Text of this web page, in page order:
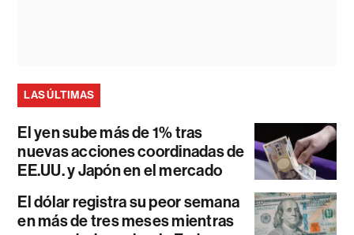
LAS ÚLTIMAS
El yen sube más de 1% tras
nuevas acciones coordinadas de
EE.UU. y Japón en el mercado
El dólar registra su peor semana
en más de tres meses mientras